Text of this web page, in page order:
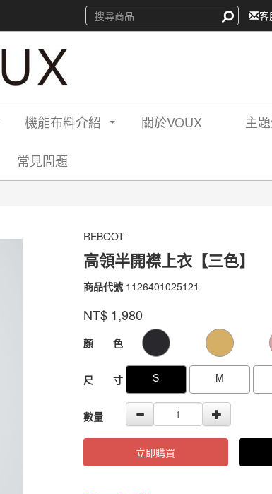
客
機能布料介紹 關於VOUX 主
常見問題
REBOOT
高領半開襟上衣【三色】
商品代號 1126401025121
1126401025121
品牌
VOUX
NT$ 1,980
GOODS000000000000000089261
顏 色
尺 寸 S M
數量
立即購買